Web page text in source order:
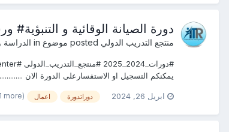
دورة الصيانة الوقائية و
منتجع التدريب الدولي الدراسة
يمكنكم التسجيل او الاستفسارعلى الدورة الان
ابريل 26, 2024 دوراتدورة اعمال (and 1 more)